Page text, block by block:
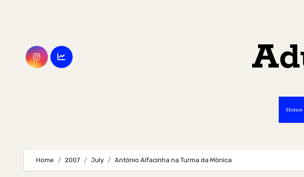
Home
Home 2007 July António Alfacinha na Turma da Mónica